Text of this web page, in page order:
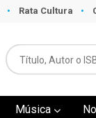
Rata Cultura
Música